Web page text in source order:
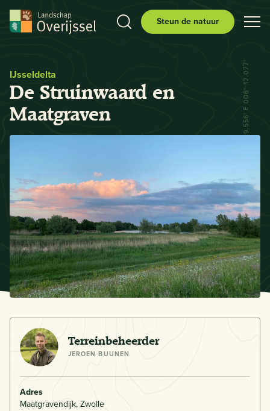
Steun de natuur
IJsseldelta
De Struinwaard en
Maatgraven
N 52° 29.556' E 006° 12.077'
Terreinbeheerder
JEROEN BUUNEN
Adres
Maatgravendijk, Zwolle